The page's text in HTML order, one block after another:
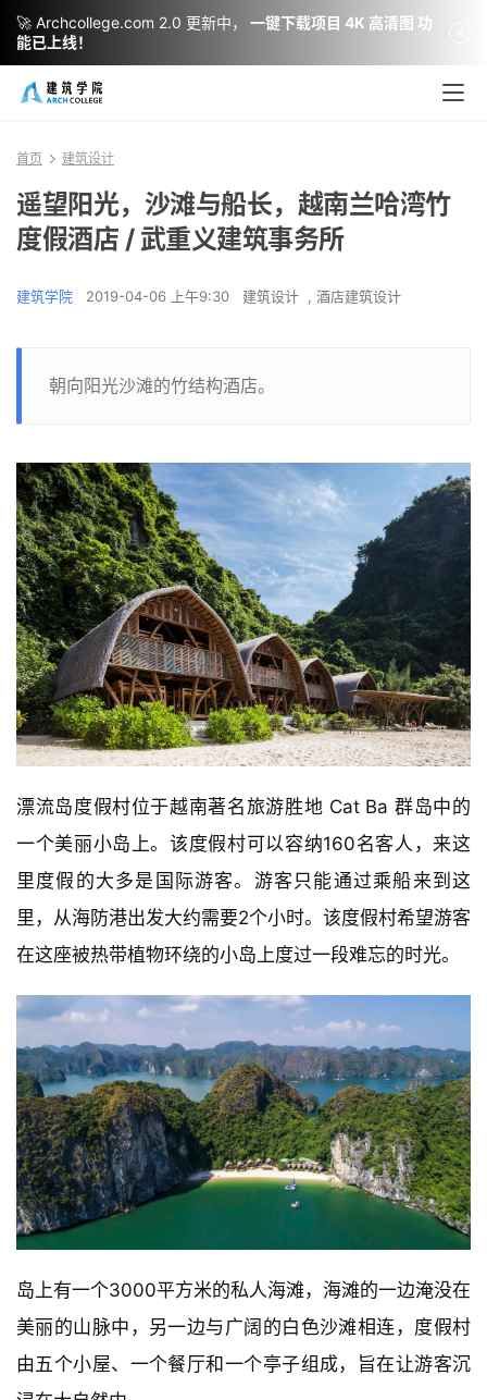
首页 建筑设计
遥望阳光，沙滩与船长，越南兰哈湾竹
度假酒店 / 武重义建筑事务所
建筑学院 2019-04-06 上午9:30 建筑设计 , 酒店建筑设计
朝向阳光沙滩的竹结构酒店。
漂流岛度假村位于越南著名旅游胜地 Cat Ba 群岛中的
一个美丽小岛上。该度假村可以容纳160名客人，来这
里度假的大多是国际游客。游客只能通过乘船来到这
里，从海防港出发大约需要2个小时。该度假村希望游客
在这座被热带植物环绕的小岛上度过一段难忘的时光。
岛上有一个3000平方米的私人海滩，海滩的一边淹没在
美丽的山脉中，另一边与广阔的白色沙滩相连，度假村
由五个小屋、一个餐厅和一个亭子组成，旨在让游客沉
🚀 Archcollege.com 2.0 更新中，
一键下载项目 4K 高清图 功
能已上线！